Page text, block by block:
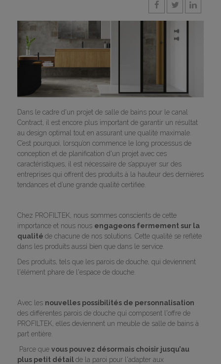
Dans le cadre d'un projet de salle de bains pour le canal
Contract, il est encore plus important de garantir un résultat
au design optimal tout en assurant une qualité maximale.
C’est pourquoi, lorsqu’on commence le long processus de
conception et de planification d'un projet avec ces
caractéristiques, il est nécessaire de s’appuyer sur des
entreprises qui offrent des produits à la hauteur des dernières
tendances et d’une grande qualité certifiée.
Chez PROFILTEK, nous sommes conscients de cette
importance et nous nous engageons fermement sur la
qualité de chacune de nos solutions. Cette qualité se reflète
dans les produits aussi bien que dans le service.
Des produits, tels que les parois de douche, qui deviennent
l'élément phare de l'espace de douche.
Avec les nouvelles possibilités de personnalisation
des différentes parois de douche qui composent l'offre de
PROFILTEK, elles deviennent un meuble de salle de bains à
part entière.
Parce que vous pouvez désormais choisir jusqu’au
plus petit détailde la paroi pour l'adapter aux